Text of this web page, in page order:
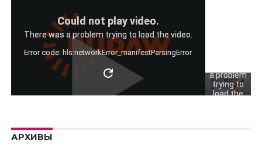
Could not play video.
There was a problem trying to load the video.
Error code: hls:networkError_manifestParsingError
a problem
trying to
load the
АРХИВЫ